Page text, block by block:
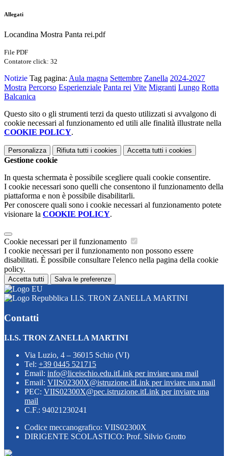
Allegati
Locandina Mostra Panta rei.pdf
File PDF
Contatore click: 32
Notizie Tag pagina: Aula magna Settembre Zanella 2024-2027
Mostra Percorso Esperienziale Panta rei Vite Migranti Lungo Rotta
Balcanica
Questo sito o gli strumenti terzi da questo utilizzati si avvalgono di
cookie necessari al funzionamento ed utili alle finalità illustrate nella
COOKIE POLICY.
Personalizza Rifiuta tutti i cookies Accetta tutti i cookies
Gestione cookie
In questa schermata è possibile scegliere quali cookie consentire.
I cookie necessari sono quelli che consentono il funzionamento della
piattaforma e non è possibile disabilitarli.
Per conoscere quali sono i cookie necessari al funzionamento potete
visionare la COOKIE POLICY.
Cookie necessari per il funzionamento
I cookie necessari per il funzionamento non possono essere
disabilitati. È possibile consultare l'elenco nella pagina della cookie
policy.
Accetta tutti Salva le preferenze
I.I.S. TRON ZANELLA MARTINI
Contatti
I.I.S. TRON ZANELLA MARTINI
Via Luzio, 4 – 36015 Schio (VI)
Tel: +39 0445 521715
Email: info@liceischio.edu.itLink per inviare una mail
Email: VIIS02300X@istruzione.itLink per inviare una mail
PEC: VIIS02300X@pec.istruzione.itLink per inviare una
mail
C.F.: 94021230241
Codice meccanografico: VIIS02300X
DIRIGENTE SCOLASTICO: Prof. Silvio Grotto